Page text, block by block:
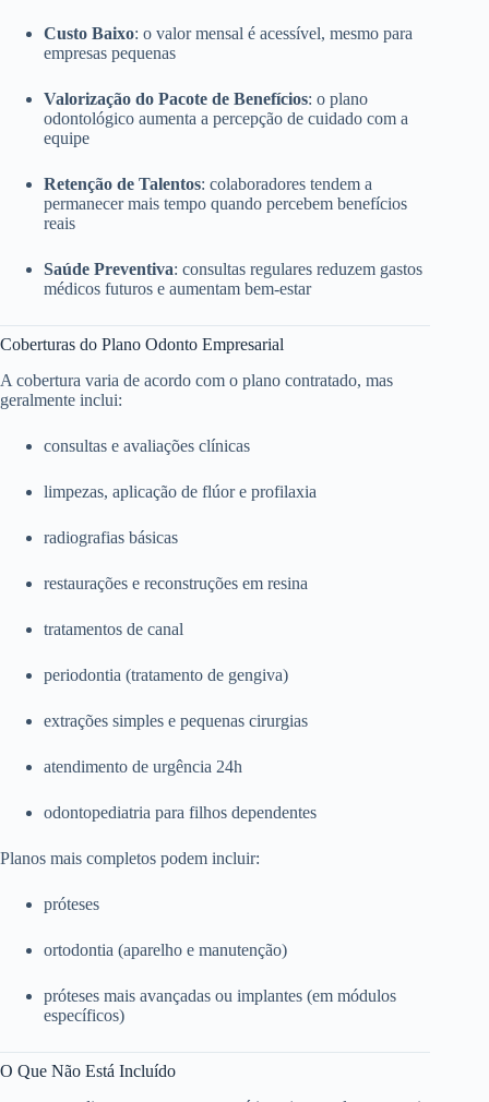
Custo Baixo: o valor mensal é acessível, mesmo para
empresas pequenas
Valorização do Pacote de Benefícios: o plano
odontológico aumenta a percepção de cuidado com a
equipe
Retenção de Talentos: colaboradores tendem a
permanecer mais tempo quando percebem benefícios
reais
Saúde Preventiva: consultas regulares reduzem gastos
médicos futuros e aumentam bem-estar
Coberturas do Plano Odonto Empresarial
A cobertura varia de acordo com o plano contratado, mas
geralmente inclui:
consultas e avaliações clínicas
limpezas, aplicação de flúor e profilaxia
radiografias básicas
restaurações e reconstruções em resina
tratamentos de canal
periodontia (tratamento de gengiva)
extrações simples e pequenas cirurgias
atendimento de urgência 24h
odontopediatria para filhos dependentes
Planos mais completos podem incluir:
próteses
ortodontia (aparelho e manutenção)
próteses mais avançadas ou implantes (em módulos
específicos)
O Que Não Está Incluído